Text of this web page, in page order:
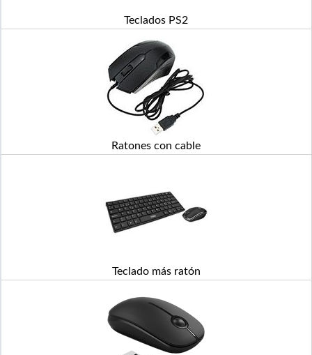
Teclados PS2
Ratones con cable
Teclado más ratón